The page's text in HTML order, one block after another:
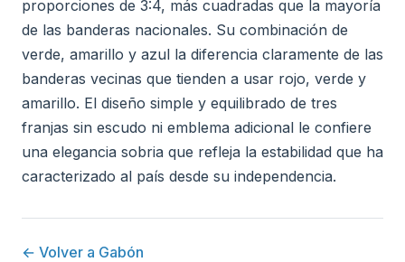
proporciones de 3:4, más cuadradas que la mayoría
de las banderas nacionales. Su combinación de
verde, amarillo y azul la diferencia claramente de las
banderas vecinas que tienden a usar rojo, verde y
amarillo. El diseño simple y equilibrado de tres
franjas sin escudo ni emblema adicional le confiere
una elegancia sobria que refleja la estabilidad que ha
caracterizado al país desde su independencia.
← Volver a Gabón